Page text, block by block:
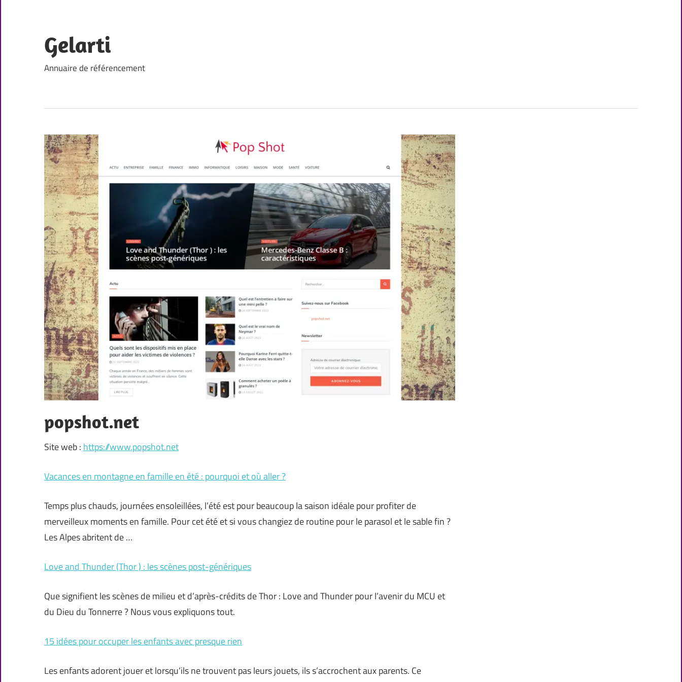
content
Gelarti
Annuaire de référencement
popshot.net
Site web : https://www.popshot.net
Vacances en montagne en famille en été : pourquoi et où aller ?
Temps plus chauds, journées ensoleillées, l’été est pour beaucoup la saison idéale pour profiter de
merveilleux moments en famille. Pour cet été et si vous changiez de routine pour le parasol et le sable fin ?
Les Alpes abritent de …
Love and Thunder (Thor ) : les scènes post-génériques
Que signifient les scènes de milieu et d’après-crédits de Thor : Love and Thunder pour l’avenir du MCU et
du Dieu du Tonnerre ? Nous vous expliquons tout.
15 idées pour occuper les enfants avec presque rien
Les enfants adorent jouer et lorsqu’ils ne trouvent pas leurs jouets, ils s’accrochent aux parents. Ce